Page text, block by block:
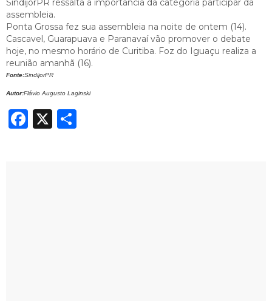
SindijorPR ressalta a importância da categoria participar da
assembleia.
Ponta Grossa fez sua assembleia na noite de ontem (14).
Cascavel, Guarapuava e Paranavaí vão promover o debate
hoje, no mesmo horário de Curitiba. Foz do Iguaçu realiza a
reunião amanhã (16).
Fonte:SindijorPR
Autor:Flávio Augusto Laginski
Facebook
X